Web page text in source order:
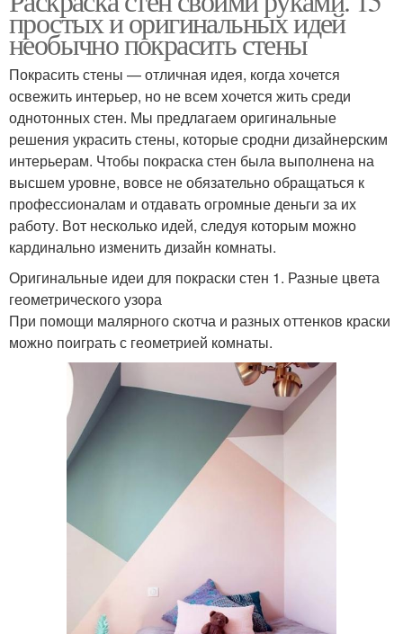
простых и оригинальных идей
необычно покрасить стены
Покрасить стены — отличная идея, когда хочется
освежить интерьер, но не всем хочется жить среди
однотонных стен. Мы предлагаем оригинальные
решения украсить стены, которые сродни дизайнерским
интерьерам. Чтобы покраска стен была выполнена на
высшем уровне, вовсе не обязательно обращаться к
профессионалам и отдавать огромные деньги за их
работу. Вот несколько идей, следуя которым можно
кардинально изменить дизайн комнаты.
Оригинальные идеи для покраски стен 1. Разные цвета
геометрического узора
При помощи малярного скотча и разных оттенков краски
можно поиграть с геометрией комнаты.